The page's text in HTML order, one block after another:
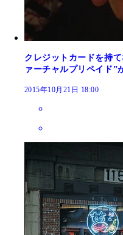
クレジットカードを持
ァーチャルプリペイド”
2015年10月21日 18:00